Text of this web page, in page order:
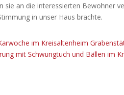
sie an die interessierten Bewohner
in unser Haus brachte.
im Kreisaltenheim
mit Schwungtuch und Bällen im